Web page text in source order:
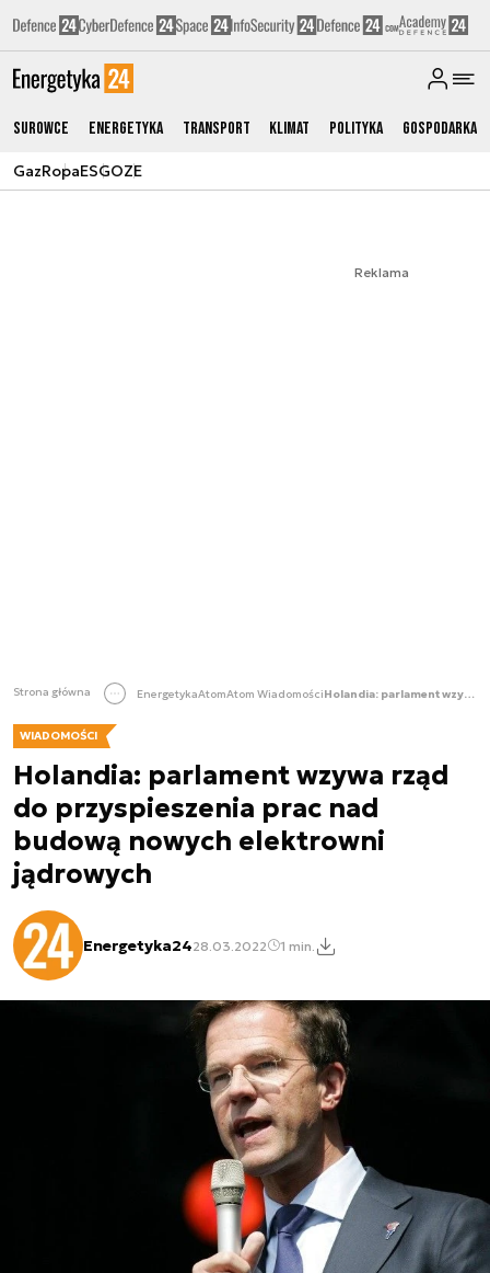
Surowce Energetyka Transport Klimat Polityka Gospodarka
GazRopaESGOZE
Reklama
Strona główna EnergetykaAtomAtom Wiadomości Holandia: parlament wzywa rząd do przyspieszenia prac nad budową nowych elektrowni jądrowych
WIADOMOŚCI
Holandia: parlament wzywa rząd
do przyspieszenia prac nad
budową nowych elektrowni
jądrowych
Energetyka2428.03.2022 1 min.